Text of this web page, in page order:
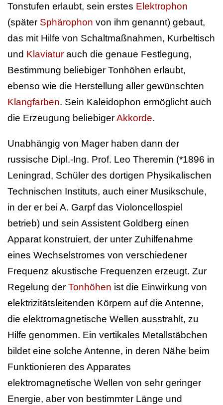
Tonstufen erlaubt, sein erstes Elektrophon
(später Sphärophon von ihm genannt) gebaut,
das mit Hilfe von Schaltmaßnahmen, Kurbeltisch
und Klaviatur auch die genaue Festlegung,
Bestimmung beliebiger Tonhöhen erlaubt,
ebenso wie die Herstellung aller gewünschten
Klangfarben. Sein Kaleidophon ermöglicht auch
die Erzeugung beliebigerAkkorde.
Unabhängig von Mager haben dann der
russische Dipl.-Ing. Prof. Leo Theremin (*1896 in
Leningrad, Schüler des dortigen Physikalischen
Technischen Instituts, auch einer Musikschule,
in der er bei A. Garpf das Violoncellospiel
betrieb) und sein Assistent Goldberg einen
Apparat konstruiert, der unter Zuhilfenahme
eines Wechselstromes von verschiedener
Frequenz akustische Frequenzen erzeugt. Zur
Regelung der Tonhöhen ist die Einwirkung von
elektrizitätsleitenden Körpern auf die Antenne,
die elektromagnetische Wellen ausstrahlt, zu
Hilfe genommen. Ein vertikales Metallstäbchen
bildet eine solche Antenne, in deren Nähe beim
Funktionieren des Apparates
elektromagnetische Wellen von sehr geringer
Energie, aber von bestimmter Länge und